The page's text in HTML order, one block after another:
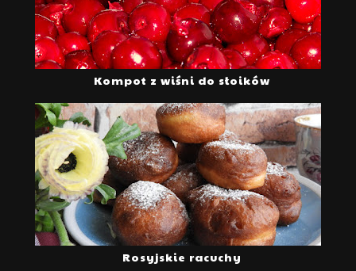
Kompot z wiśni do słoików
Rosyjskie racuchy